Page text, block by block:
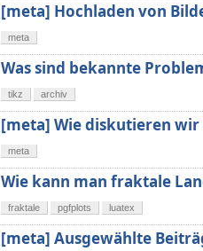
[meta] Hochladen von
meta
Was sind bekannte
tikz archiv
[meta] Wie diskutieren wir
meta
Wie kann man fraktale
fraktale pgfplots luatex
[meta] Ausgewählte